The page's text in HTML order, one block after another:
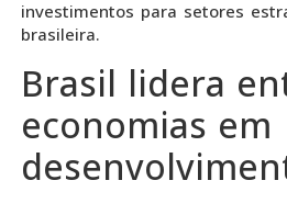
investimentos para setores
brasileira.
Brasil lidera
economias em